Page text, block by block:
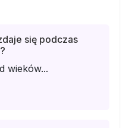
się podczas
wieków...